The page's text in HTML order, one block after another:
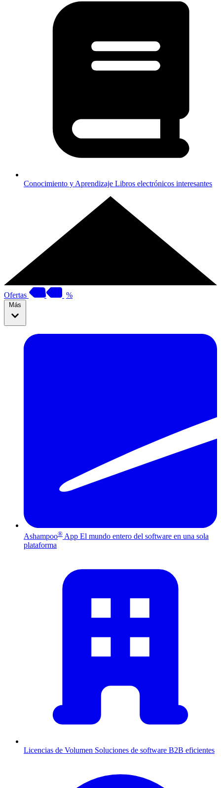
Conocimiento y Aprendizaje Libros electrónicos interesantes
Ofertas %
Más
Ashampoo® App El mundo entero del software en una sola
plataforma
Licencias de Volumen Soluciones de software B2B eficientes